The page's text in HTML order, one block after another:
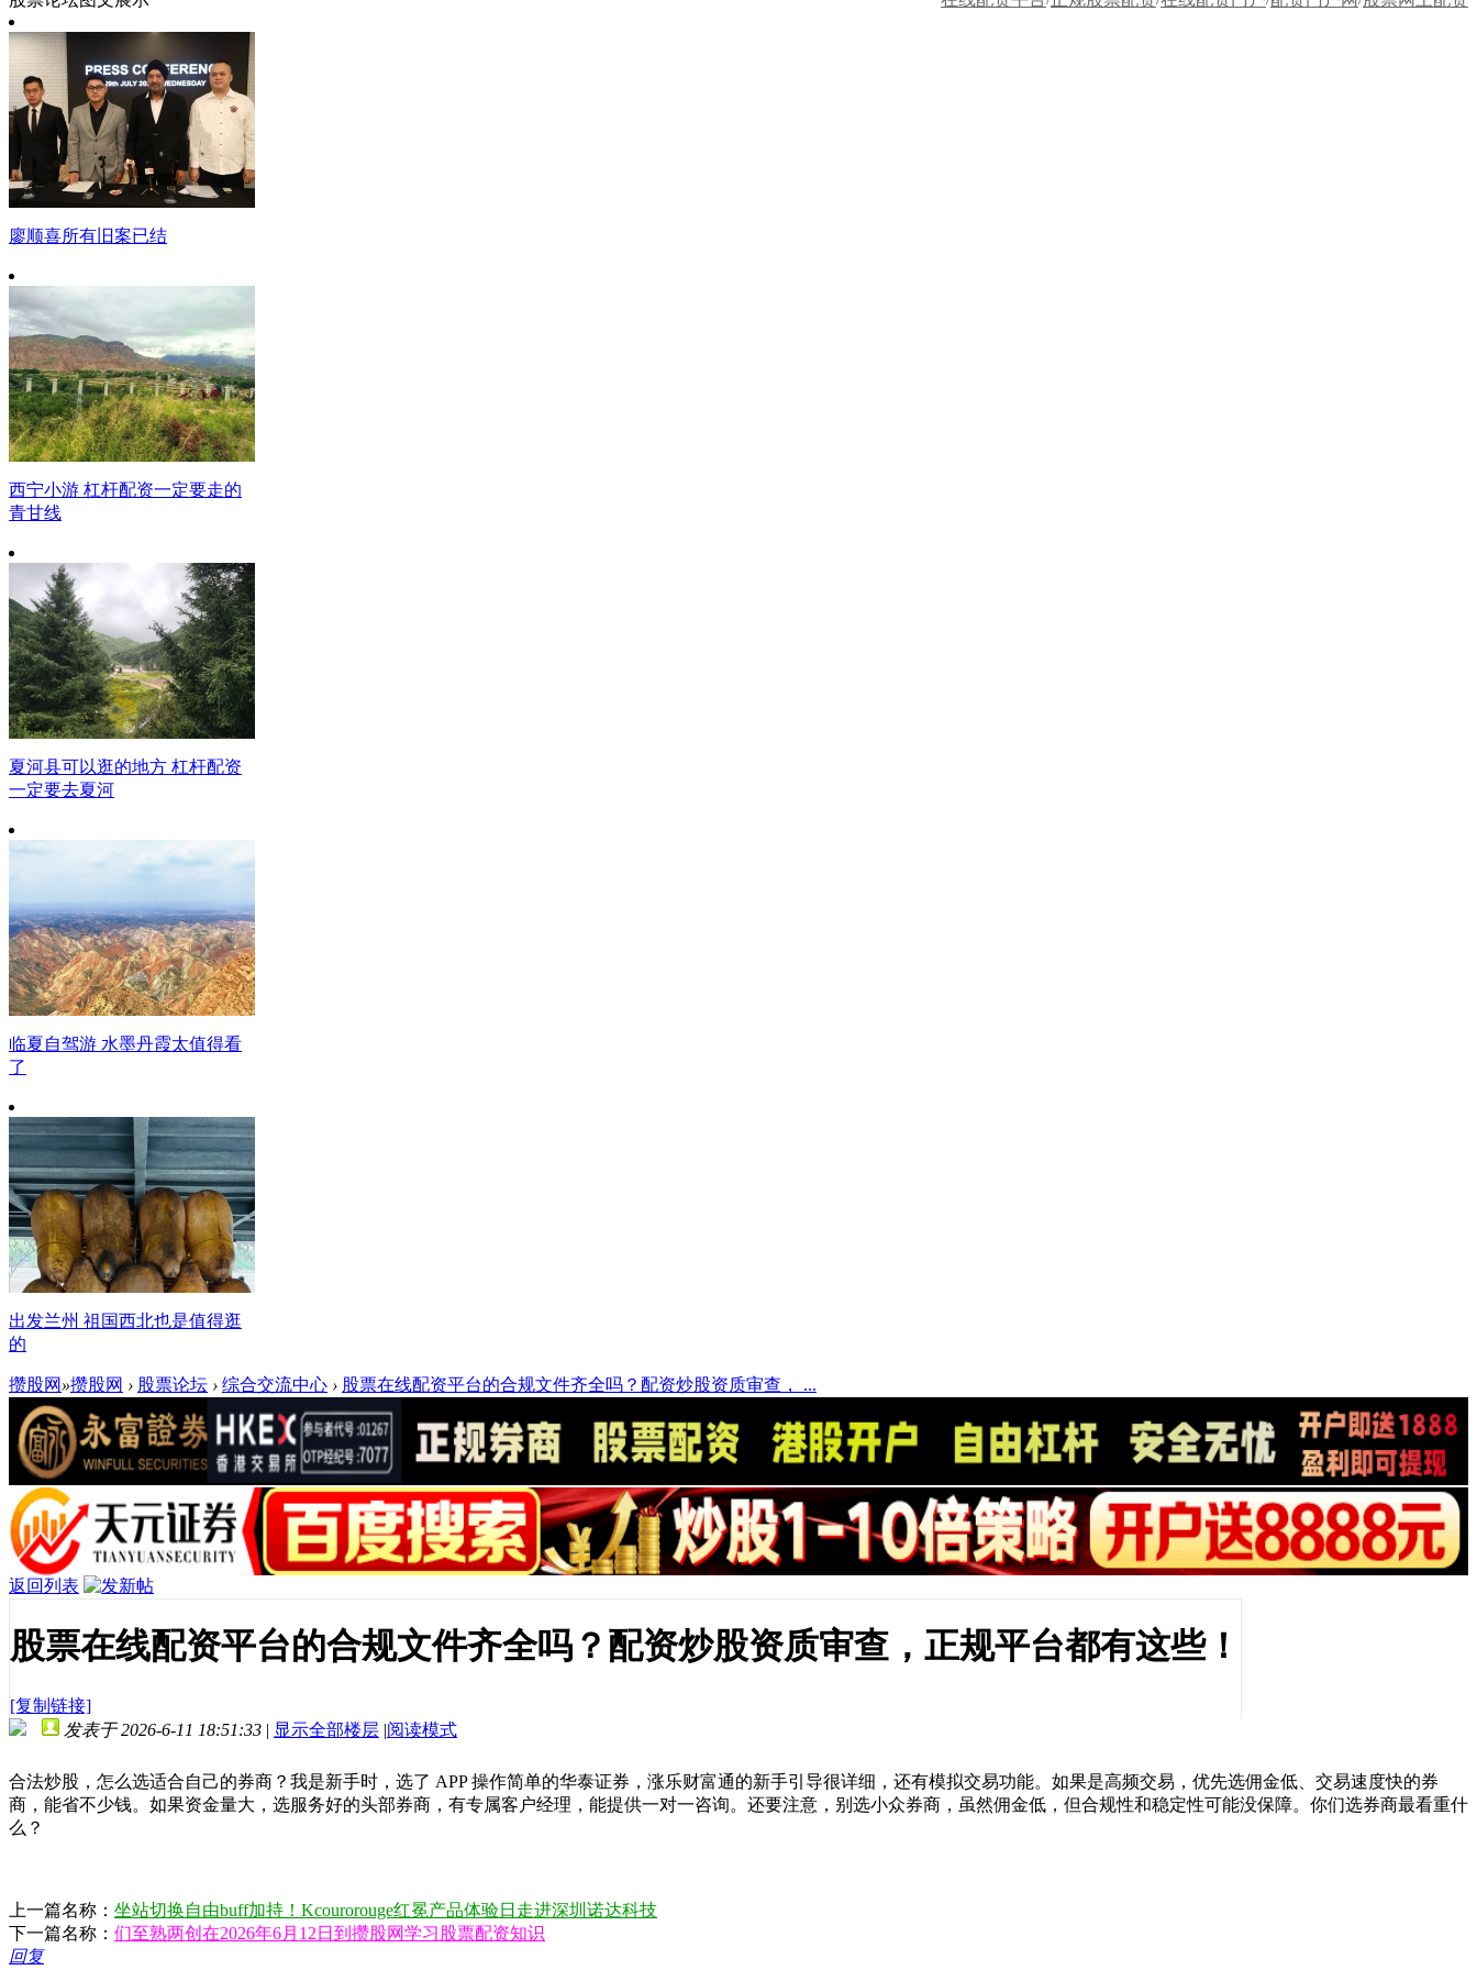
廖顺喜所有旧案已结
西宁小游 杠杆配资一定要走的
青甘线
夏河县可以逛的地方 杠杆配资
一定要去夏河
临夏自驾游 水墨丹霞太值得看
了
出发兰州 祖国西北也是值得逛
的
攒股网 »攒股网 › 股票论坛 › 综合交流中心 › 股票在线配资平台的合规文件齐全吗？配资炒股资质审查， ...
返回列表
股票在线配资平台的合规文件齐全吗？配资炒股资质审查，正规平台都有这些！
[复制链接]
发表于 2026-6-11 18:51:33 | 显示全部楼层 |阅读模式
合法炒股，怎么选适合自己的券商？我是新手时，选了 APP 操作简单的华泰证券，涨乐财富通的新手引导很详细，还有模拟交易功能。如果是高频交易，优先选佣金低、交易速度快的券
商，能省不少钱。如果资金量大，选服务好的头部券商，有专属客户经理，能提供一对一咨询。还要注意，别选小众券商，虽然佣金低，但合规性和稳定性可能没保障。你们选券商最看重什
么？
上一篇名称： 坐站切换自由buff加持！Kcourorouge红冕产品体验日走进深圳诺达科技
下一篇名称： 们至熟两创在2026年6月12日到攒股网学习股票配资知识
回复